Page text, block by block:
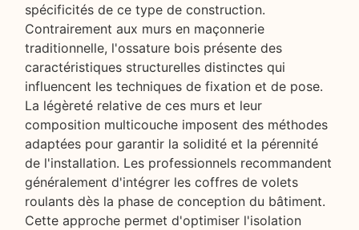
spécificités de ce type de construction.
Contrairement aux murs en maçonnerie
traditionnelle, l'ossature bois présente des
caractéristiques structurelles distinctes qui
influencent les techniques de fixation et de pose.
La légèreté relative de ces murs et leur
composition multicouche imposent des méthodes
adaptées pour garantir la solidité et la pérennité
de l'installation. Les professionnels recommandent
généralement d'intégrer les coffres de volets
roulants dès la phase de conception du bâtiment.
Cette approche permet d'optimiser l'isolation